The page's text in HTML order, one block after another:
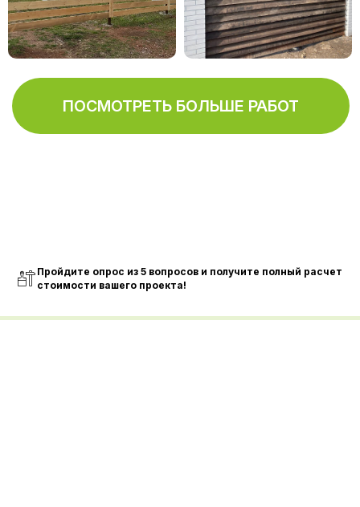
Пройдите опрос из 5 вопросов и получите полный расчет
стоимости вашего проекта!